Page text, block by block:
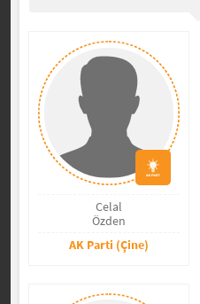
Celal
Özden
AK Parti (Çine)